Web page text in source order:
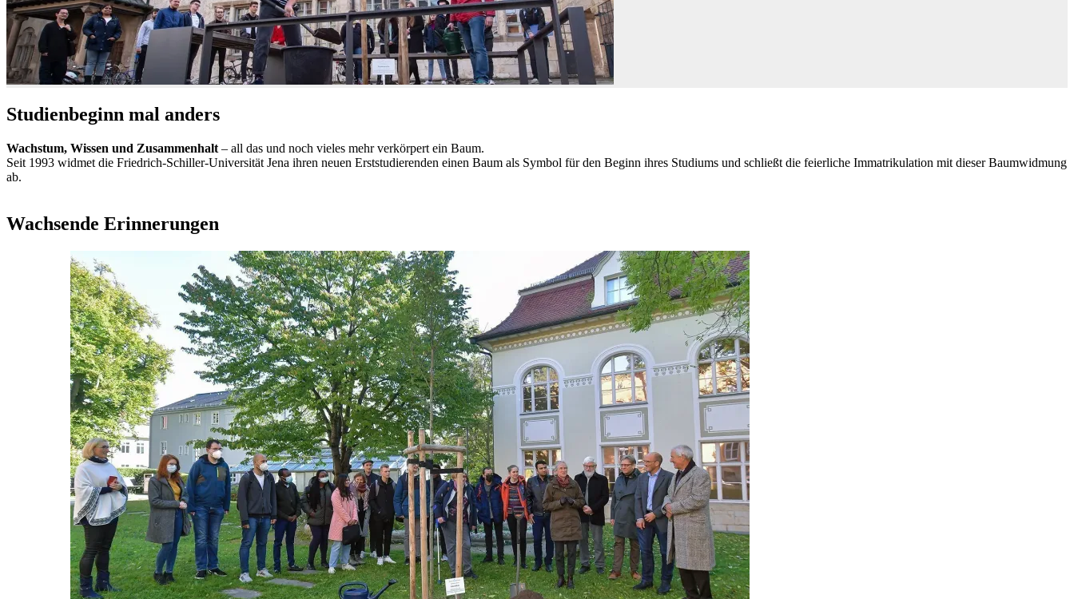
Studienbeginn mal anders
Wachstum, Wissen und Zusammenhalt – all das und noch vieles mehr verkörpert ein Baum.
Seit 1993 widmet die Friedrich-Schiller-Universität Jena ihren neuen Erststudierenden einen Baum als Symbol für den Beginn ihres Studiums und schließt die feierliche Immatrikulation mit dieser Baumwidmung
ab.
Wachsende Erinnerungen